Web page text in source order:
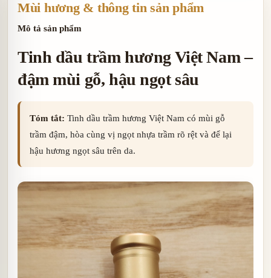
Mùi hương & thông tin sản phẩm
Mô tả sản phẩm
Tinh dầu trầm hương Việt Nam –
đậm mùi gỗ, hậu ngọt sâu
Tóm tắt: Tinh dầu trầm hương Việt Nam có mùi gỗ
trầm đậm, hòa cùng vị ngọt nhựa trầm rõ rệt và để lại
hậu hương ngọt sâu trên da.